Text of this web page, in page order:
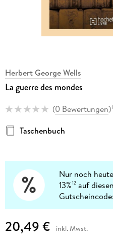
Herbert George Wells
La guerre des mondes
(0 Bewertungen)
Taschenbuch
Nur noch
13%12 auf
20,49 € inkl. Mwst.